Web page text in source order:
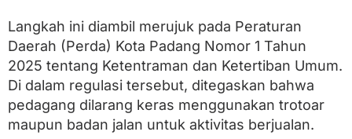
r
d
a
n
B
a
a
Langkah ini diambil merujuk pada Peraturan
Daerah (Perda) Kota Padang Nomor 1 Tahun
2025 tentang Ketentraman dan Ketertiban Umum.
Di dalam regulasi tersebut, ditegaskan bahwa
pedagang dilarang keras menggunakan trotoar
maupun badan jalan untuk aktivitas berjualan.